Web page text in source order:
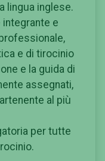
lingua inglese.
e
e di tirocinio
e la guida di
assegnati,
al più
per tutte